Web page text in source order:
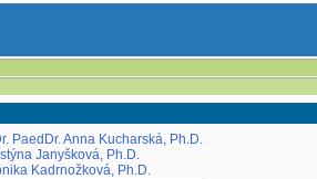
PaedDr. Anna Kucharská, Ph.D.
Janyšková, Ph.D.
Kadrnožková, Ph.D.